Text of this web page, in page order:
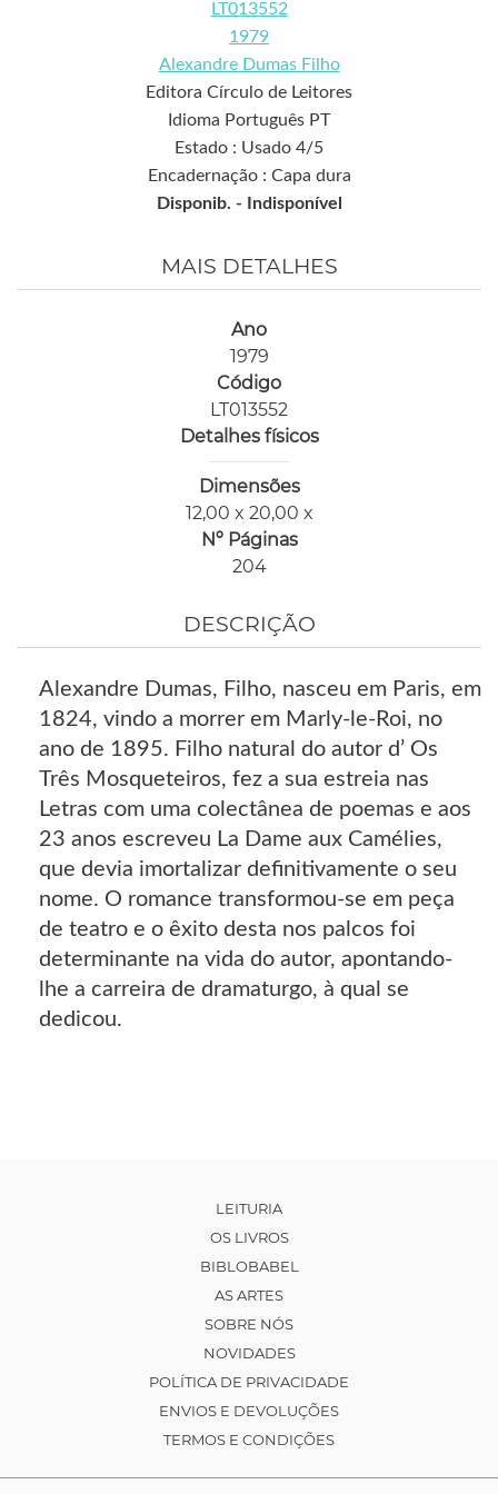
LT013552
1979
Alexandre Dumas Filho
Editora Círculo de Leitores
Idioma Português PT
Estado : Usado 4/5
Encadernação : Capa dura
Disponib. -
Indisponível
MAIS DETALHES
Ano
1979
Código
LT013552
Detalhes físicos
Dimensões
12,00 x 20,00 x
Nº Páginas
204
DESCRIÇÃO
Alexandre Dumas, Filho, nasceu em Paris, em
1824, vindo a morrer em Marly-le-Roi, no
ano de 1895. Filho natural do autor d’ Os
Três Mosqueteiros, fez a sua estreia nas
Letras com uma colectânea de poemas e aos
23 anos escreveu La Dame aux Camélies,
que devia imortalizar definitivamente o seu
nome. O romance transformou-se em peça
de teatro e o êxito desta nos palcos foi
determinante na vida do autor, apontando-
lhe a carreira de dramaturgo, à qual se
dedicou.
LEITURIA
OS LIVROS
BIBLOBABEL
AS ARTES
SOBRE NÓS
NOVIDADES
POLÍTICA DE PRIVACIDADE
ENVIOS E DEVOLUÇÕES
TERMOS E CONDIÇÕES